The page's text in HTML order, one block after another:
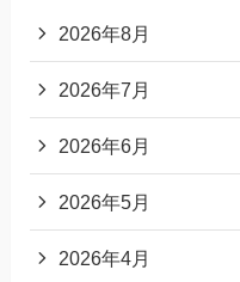
2026年8月
2026年7月
2026年6月
2026年5月
2026年4月